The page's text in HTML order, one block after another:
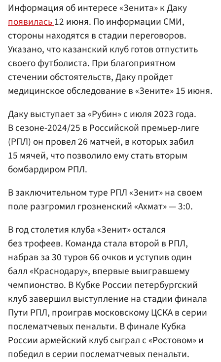
Информация об интересе «Зенита» к Даку
появилась12 июня. По информации СМИ,
стороны находятся в стадии переговоров.
Указано, что казанский клуб готов отпустить
своего футболиста. При благоприятном
стечении обстоятельств, Даку пройдет
медицинское обследование в «Зените» 15 июня.
Даку выступает за «Рубин» с июля 2023 года.
В сезоне-2024/25 в Российской премьер-лиге
(РПЛ) он провел 26 матчей, в которых забил
15 мячей, что позволило ему стать вторым
бомбардиром РПЛ.
В заключительном туре РПЛ «Зенит» на своем
поле разгромил грозненский «Ахмат» — 3:0.
В год столетия клуба «Зенит» остался
без трофеев. Команда стала второй в РПЛ,
набрав за 30 туров 66 очков и уступив один
балл «Краснодару», впервые выигравшему
чемпионство. В Кубке России петербургский
клуб завершил выступление на стадии финала
Пути РПЛ, проиграв московскому ЦСКА в серии
послематчевых пенальти. В финале Кубка
России армейский клуб сыграл с «Ростовом» и
победил в серии послематчевых пенальти.